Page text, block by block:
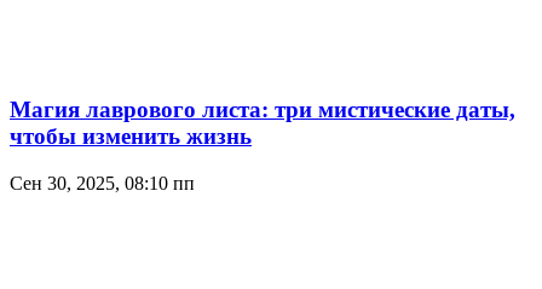
Магия лаврового листа: три мистические даты,
чтобы изменить жизнь
Сен 30, 2025, 08:10 пп